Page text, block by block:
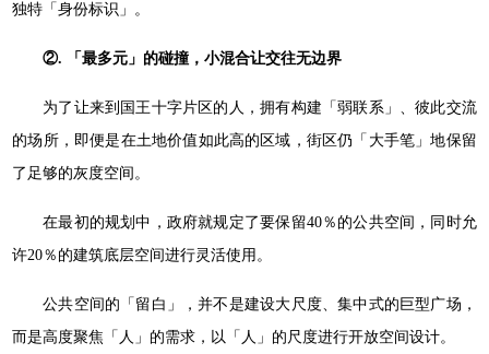
独特「身份标识」。
②. 「最多元」的碰撞，小混合让交往无边界
为了让来到国王十字片区的人，拥有构建「弱联系」、彼此交流
的场所，即便是在土地价值如此高的区域，街区仍「大手笔」地保留
了足够的灰度空间。
在最初的规划中，政府就规定了要保留40％的公共空间，同时允
许20％的建筑底层空间进行灵活使用。
公共空间的「留白」，并不是建设大尺度、集中式的巨型广场，
而是高度聚焦「人」的需求，以「人」的尺度进行开放空间设计。